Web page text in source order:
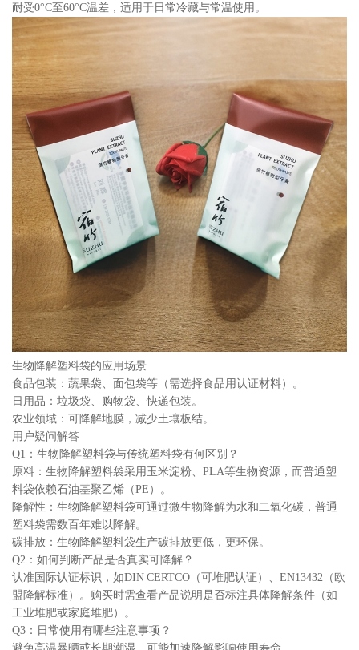
耐受0°C至60°C温差，适用于日常冷藏与常温使用。
生物降解塑料袋的应用场景
食品包装：蔬果袋、面包袋等（需选择食品用认证材料）。
日用品：垃圾袋、购物袋、快递包装。
农业领域：可降解地膜，减少土壤板结。
用户疑问解答
Q1：生物降解塑料袋与传统塑料袋有何区别？
原料：生物降解塑料袋采用玉米淀粉、PLA等生物资源，而普通塑
料袋依赖石油基聚乙烯（PE）。
降解性：生物降解塑料袋可通过微生物降解为水和二氧化碳，普通
塑料袋需数百年难以降解。
碳排放：生物降解塑料袋生产碳排放更低，更环保。
Q2：如何判断产品是否真实可降解？
认准国际认证标识，如DIN CERTCO（可堆肥认证）、EN13432（欧
盟降解标准）。购买时需查看产品说明是否标注具体降解条件（如
工业堆肥或家庭堆肥）。
Q3：日常使用有哪些注意事项？